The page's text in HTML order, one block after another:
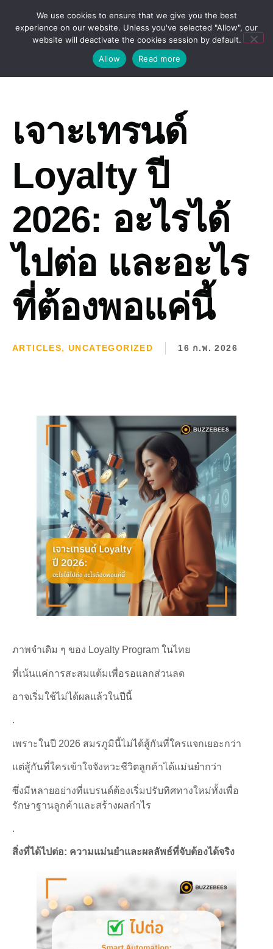
เจาะเทรนด์
Loyalty ปี
2026: อะไรได้
ไปต่อ และอะไร
ที่ต้องพอแค่นี้
ARTICLES,UNCATEGORIZED 16 ก.พ. 2026
ภาพจำเดิม ๆ ของ Loyalty Program ในไทย
ที่เน้นแค่การสะสมแต้มเพื่อรอแลกส่วนลด
อาจเริ่มใช้ไม่ได้ผลแล้วในปีนี้
.
เพราะในปี 2026 สมรภูมินี้ไม่ได้สู้กันที่ใครแจกเยอะกว่า
แต่สู้กันที่ใครเข้าใจจังหวะชีวิตลูกค้าได้แม่นยำกว่า
ซึ่งมีหลายอย่างที่แบรนด์ต้องเริ่มปรับทิศทางใหม่ทั้งเพื่อ
รักษาฐานลูกค้าและสร้างผลกำไร
.
สิ่งที่ได้ไปต่อ: ความแม่นยำและผลลัพธ์ที่จับต้องได้จริง
We use cookies to ensure that we give you the best
experience on our website. Unless you've selected "Allow", our
website will deactivate the cookies session by default.
Allow
Read more